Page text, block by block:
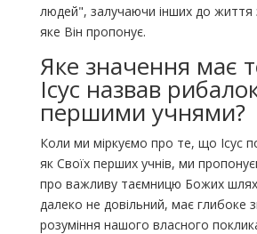
людей", залучаючи інших до
яке Він пропонує.
Яке значення має
Ісус назвав
першими учнями?
Коли ми міркуємо про те, що Ісус
як Своїх перших учнів, ми
про важливу таємницю Божих
далеко не довільний, має глибоке
розуміння нашого власного